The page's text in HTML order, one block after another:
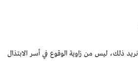
ذلك، ليس من زاوية الوقوع في أسر الابتذال